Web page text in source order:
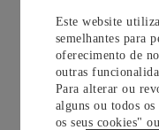
Este website
semelhantes para
oferecimento de
outras
Para alterar ou
alguns ou todos
os seus cookies"
cuidadosamente
opção de